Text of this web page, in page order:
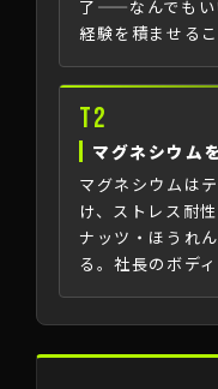
了——なんでもい
経験を積ませる
T2
マグネシウム
マグネシウムは
け、ストレス耐
ナッツ・ほうれ
る。社長のボデ